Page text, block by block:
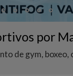
por
de gym,